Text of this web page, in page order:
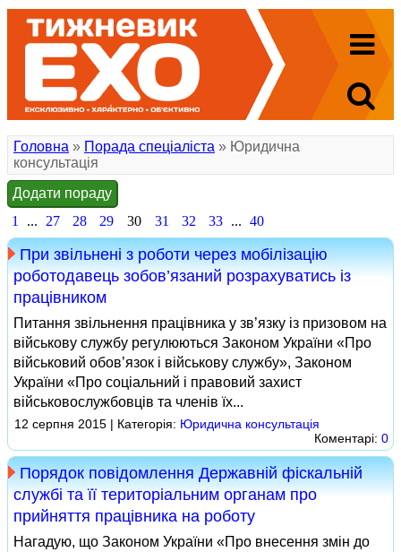
Головна » Порада спеціаліста » Юридична
консультація
Додати пораду
1
... 27 28 29 30 31 32 33 ... 40
При звільнені з роботи через мобілізацію
роботодавець зобов’язаний розрахуватись із
працівником
Питання звільнення працівника у зв’язку із призовом на
військову службу регулюються Законом України «Про
військовий обов’язок і військову службу», Законом
України «Про соціальний і правовий захист
військовослужбовців та членів їх...
12 серпня 2015 | Категорія: Юридична консультація
Коментарі: 0
Порядок повідомлення Державній фіскальній
службі та її територіальним органам про
прийняття працівника на роботу
Нагадую, що Законом України «Про внесення змін до